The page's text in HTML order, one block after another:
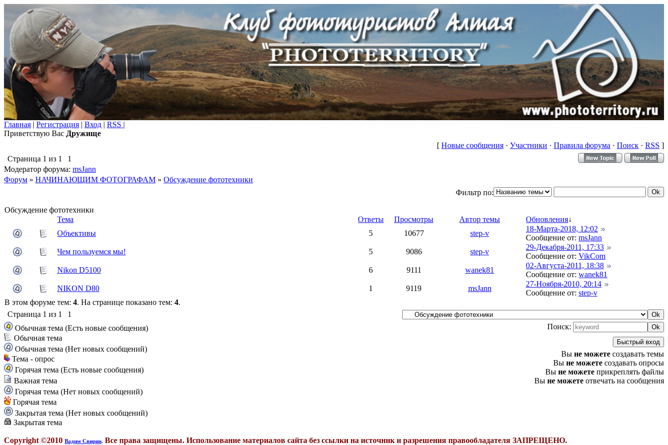
Главная | Регистрация | Вход | RSS |
Приветствую Вас Дружище
[ Новые сообщения · Участники · Правила форума · Поиск · RSS ]
Страница 1 из 1
1
Модератор форума: msJann
Форум » НАЧИНАЮЩИМ ФОТОГРАФАМ » Обсуждение фототехники
Фильтр по:
Обсуждение фототехники
Тема
Ответы Просмотры Автор темы Обновления↓
Объективы
5 10677 step-v
18-Марта-2018, 12:02
Сообщение от: msJann
Чем пользуемся мы!
5 9086 step-v
29-Декабря-2011, 17:33
Сообщение от: VikCom
Nikon D5100
6 9111 wanek81
02-Августа-2011, 18:38
Сообщение от: wanek81
NIKON D80
1 9119 msJann
27-Ноября-2010, 20:14
Сообщение от: step-v
В этом форуме тем: 4. На странице показано тем: 4.
Страница 1 из 1
1
Обычная тема (Есть новые сообщения)
Обычная тема
Обычная тема (Нет новых сообщений)
Тема - опрос
Горячая тема (Есть новые сообщения)
Важная тема
Горячая тема (Нет новых сообщений)
Горячая тема
Закрытая тема (Нет новых сообщений)
Закрытая тема
Поиск:
Вы не можете создавать темы
Вы не можете создавать опросы
Вы не можете прикреплять файлы
Вы не можете отвечать на сообщения
Copyright ©2010 Вадим Свирин. Все права защищены. Использование материалов сайта без ссылки на источник и разрешения правообладателя ЗАПРЕЩЕНО.